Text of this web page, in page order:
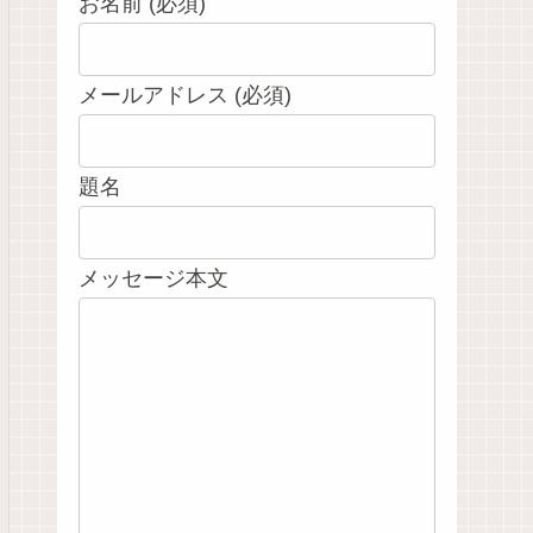
メールアドレス (必須)
題名
メッセージ本文